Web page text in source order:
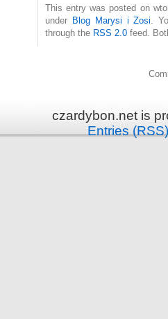
This entry was posted on
under Blog Marysi i Zosi.
through the RSS 2.0 feed.
czardybon.net is
Entries (RSS)